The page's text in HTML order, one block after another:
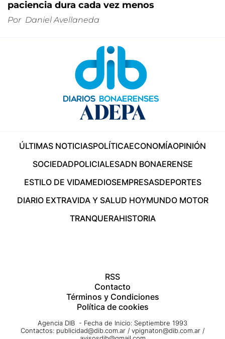
paciencia dura cada vez menos
Por Daniel Avellaneda
ÚLTIMAS NOTICIASPOLÍTICAECONOMÍAOPINIÓN
SOCIEDADPOLICIALESADN BONAERENSE
ESTILO DE VIDAMEDIOSEMPRESASDEPORTES
DIARIO EXTRAVIDA Y SALUD HOYMUNDO MOTOR
TRANQUERAHISTORIA
RSS
Contacto
Términos y Condiciones
Política de cookies
Agencia DIB - Fecha de Inicio: Septiembre 1993
Contactos: publicidad@dib.com.ar / vpignaton@dib.com.ar /